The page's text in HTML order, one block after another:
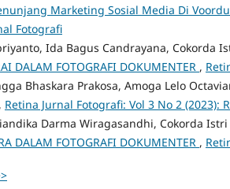
Marketing Sosial Media Di
Fotografi
Ida Bagus Candrayana, Cokorda
DALAM FOTOGRAFI DOKUMENTER ,
Bhaskara Prakosa, Amoga Lelo
, Retina Jurnal Fotografi: Vol 3 No 2 (2023):
Darma Wiragasandhi, Cokorda
DALAM FOTOGRAFI DOKUMENTER ,